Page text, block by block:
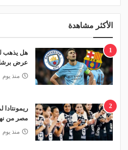
الأكثر مشاهدة
1
هل يذهب
عرض
منذ يوم
2
ريمونتادا
مصر من
منذ يوم